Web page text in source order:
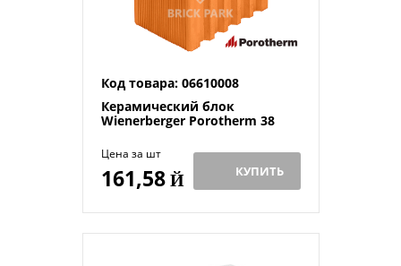
Код товара: 06610008
Керамический блок
Wienerberger Porotherm 38
Цена за шт
161,58Й КУПИТЬ